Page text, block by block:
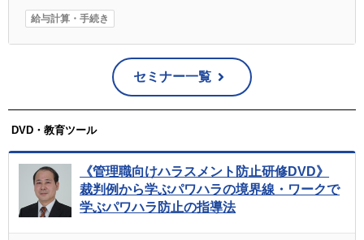
給与計算・手続き
セミナー一覧
DVD・教育ツール
《管理職向けハラスメント防止研修DVD》
裁判例から学ぶパワハラの境界線・ワークで
学ぶパワハラ防止の指導法